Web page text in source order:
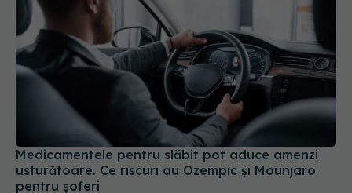
Medicamentele pentru slăbit pot aduce amenzi
usturătoare. Ce riscuri au Ozempic și Mounjaro
pentru șoferi
22 mai 2026, 14:15